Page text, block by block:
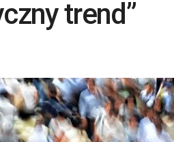
trend”